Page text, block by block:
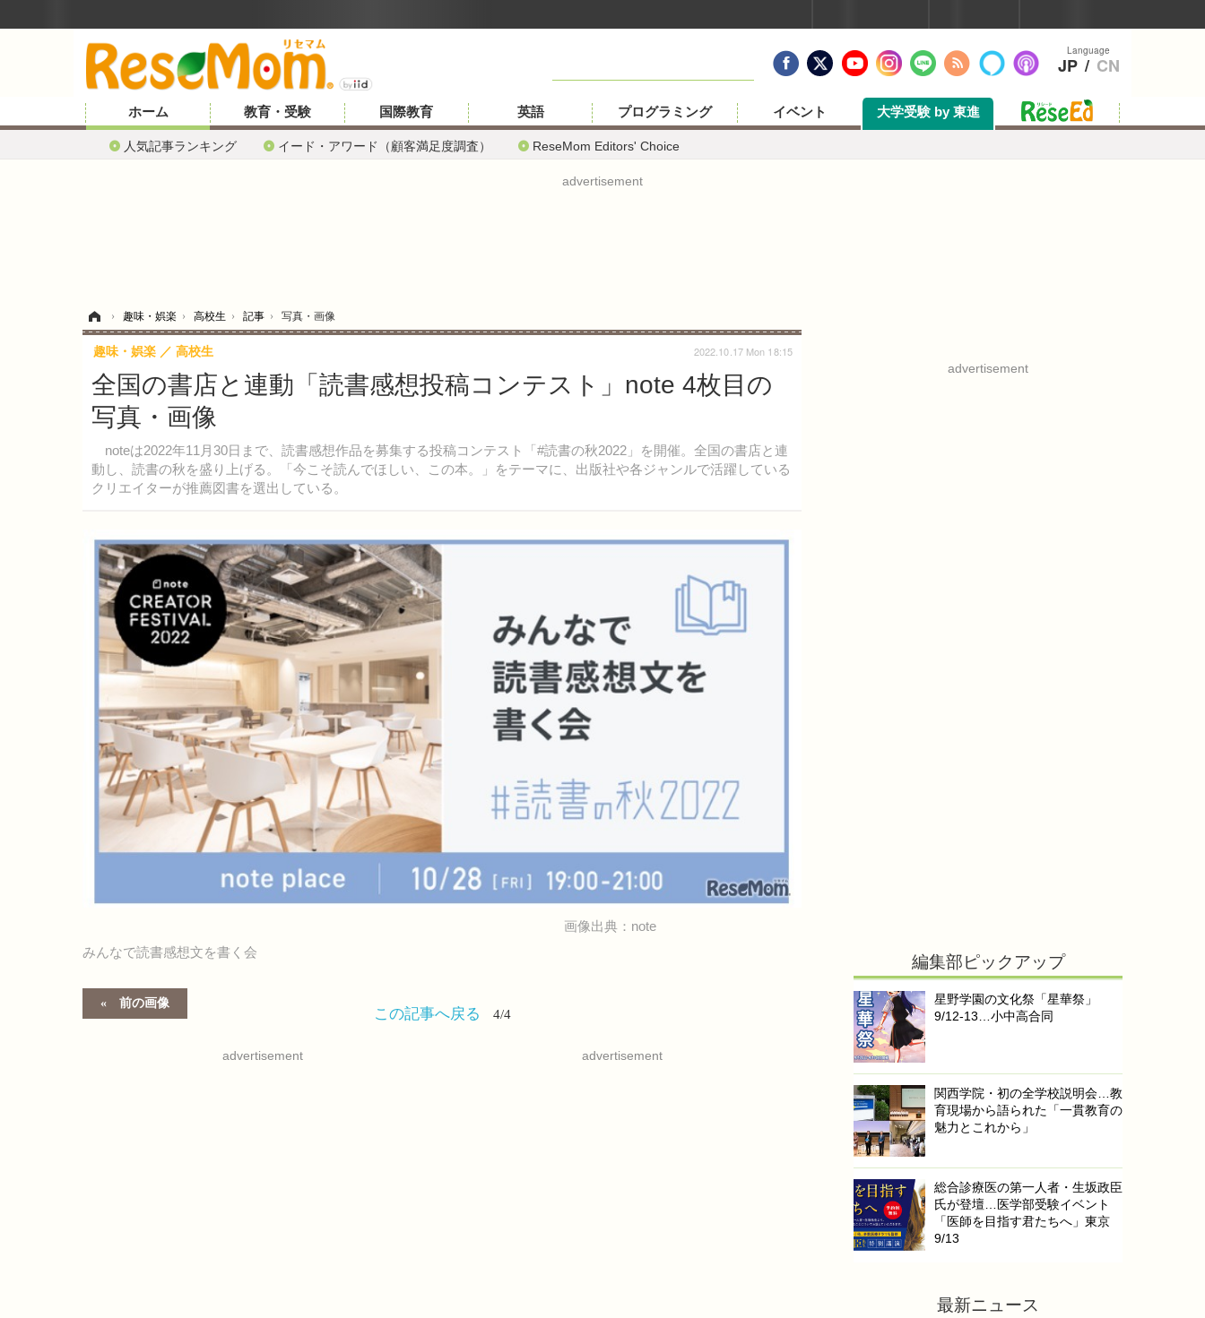
ホーム
人気記事ランキング イード・アワード（顧客満足度調査） ReseMom Editors' Choice
教育・受験 国際教育 英語 プログラミング イベント 大学受験 by 東進
advertisement
› 趣味・娯楽 › 高校生 › 記事 › 写真・画像
全国の書店と連動「読書感想投稿コンテスト」note 4枚目の
写真・画像
noteは2022年11月30日まで、読書感想作品を募集する投稿コンテスト「#読書の秋2022」を開催。全国の書店と連
動し、読書の秋を盛り上げる。「今こそ読んでほしい、この本。」をテーマに、出版社や各ジャンルで活躍している
クリエイターが推薦図書を選出している。
趣味・娯楽 高校生 2022.10.17 Mon 18:15
画像出典：note
みんなで読書感想文を書く会
前の画像
この記事へ戻る 4/4
advertisement advertisement
advertisement
編集部ピックアップ
星野学園の文化祭「星華祭」
9/12-13…小中高合同
関西学院・初の全学校説明会…教
育現場から語られた「一貫教育の
魅力とこれから」
総合診療医の第一人者・生坂政臣
氏が登壇…医学部受験イベント
「医師を目指す君たちへ」東京
9/13
最新ニュース
Language
JP / CN